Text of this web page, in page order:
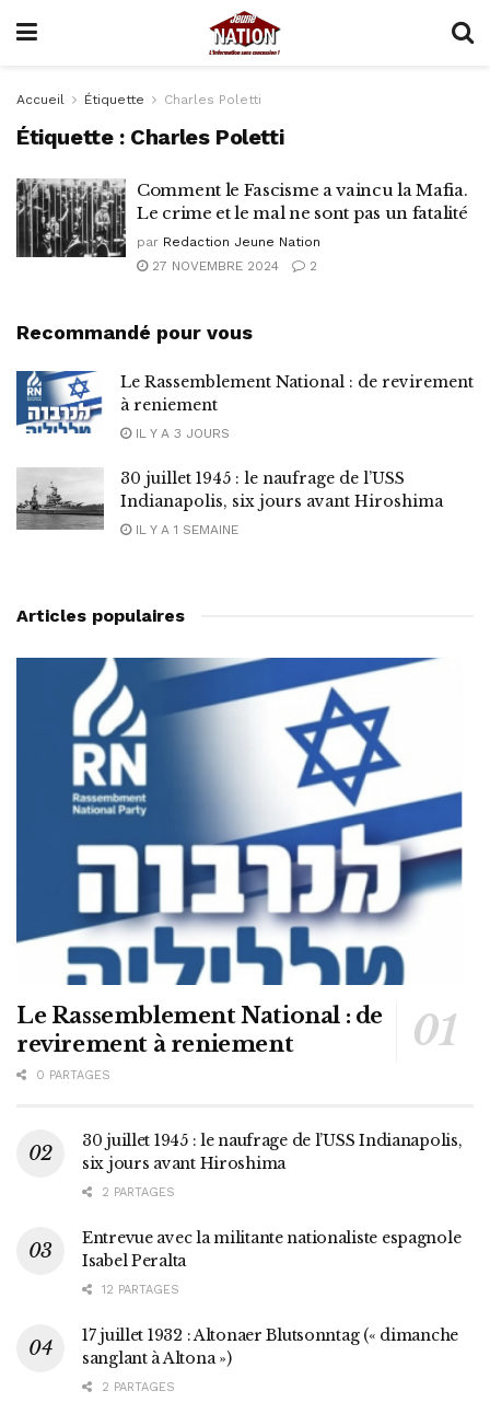
Accueil Étiquette Charles Poletti
Étiquette : Charles Poletti
Comment le Fascisme a vaincu la Mafia.
Le crime et le mal ne sont pas un fatalité
par Redaction Jeune Nation
27 NOVEMBRE 2024
2
Recommandé pour vous
Le Rassemblement National : de revirement
à reniement
IL Y A 3 JOURS
30 juillet 1945 : le naufrage de l’USS
Indianapolis, six jours avant Hiroshima
IL Y A 1 SEMAINE
Articles populaires
Le Rassemblement National : de
revirement à reniement
0 PARTAGES
30 juillet 1945 : le naufrage de l’USS Indianapolis,
six jours avant Hiroshima
2 PARTAGES
Entrevue avec la militante nationaliste espagnole
Isabel Peralta
12 PARTAGES
17 juillet 1932 : Altonaer Blutsonntag (« dimanche
sanglant à Altona »)
2 PARTAGES